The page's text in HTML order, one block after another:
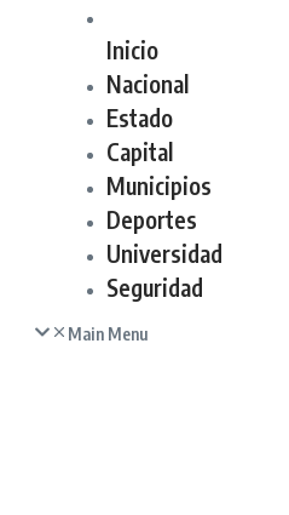
Inicio
Nacional
Estado
Capital
Municipios
Deportes
Universidad
Seguridad
Main Menu